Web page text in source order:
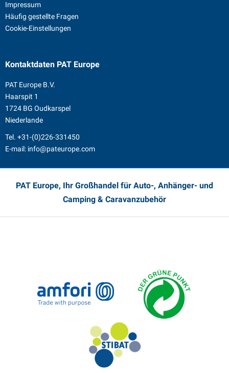
Impressum
Häufig gestellte Fragen
Cookie-Einstellungen
Kontaktdaten PAT Europe
PAT Europe B.V.
Haarspit 1
1724 BG Oudkarspel
Niederlande
Tel. +31-(0)226-331450
E-mail: info@pateurope.com
PAT Europe, Ihr Großhandel für Auto-, Anhänger- und
Camping & Caravanzubehör